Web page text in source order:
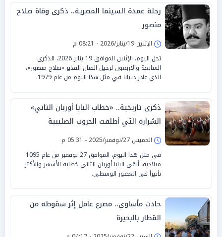
رحلة عمدة السينما المصرية.. ذكرى وفاة صلاح
منصور
الإثنين 19/يناير/2026 - 08:21 م
تحل اليوم، الإثنين الموافق 19 يناير 2026، الذكرى
السابعة والأربعون لرحيل الفنان القدير «صلاح منصور»،
الذي غادر دنيانا في مثل هذا اليوم من عام 1979.
ذكرى تاريخية.. «خطاب البابا أوربان الثاني»
الشرارة التي أطلقت الحروب الصليبية
الخميس 27/نوفمبر/2025 - 05:31 م
في مثل هذا اليوم، الموافق 27 نوفمبر من عام 1095
ميلادية، ألقى البابا أوربان الثاني خطابه الأشهر والأكثر
تأثيراً في العصور الوسطى.
حادث مأساوي.. مصرع عامل إثر سقوطه من
القطار بالبحيرة